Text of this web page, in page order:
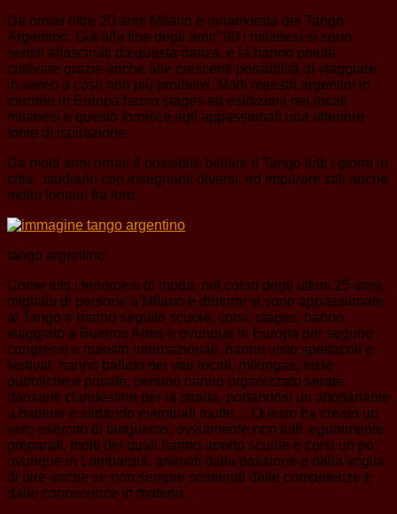
Da ormai oltre 20 anni Milano è innamorata del Tango
Argentino. Già alla fine degli anni ’90 i milanesi si sono
sentiti affascinati da questa danza, e la hanno potuta
coltivare grazie anche alle crescenti possibilità di viaggiare
in aereo a costi non più proibitivi. Molti maestri argentini in
tournée in Europa fanno stages ed esibizioni nei locali
milanesi e questo fornisce agli appassionati una ulteriore
fonte di ispirazione.
Da molti anni ormai è possibile ballare il Tango tutti i giorni in
città, studiarlo con insegnanti diversi, ed imparare stili anche
molto lontani fra loro.
tango argentino
Come tutti i fenomeni di moda, nel corso degli ultimi 25 anni,
migliaia di persone a Milano e dintorni si sono appassionate
al Tango e hanno seguito scuole, corsi, stages, hanno
viaggiato a Buenos Aires e ovunque in Europa per seguire
congressi e maestri internazionali, hanno visto spettacoli e
festival, hanno ballato nei vari locali, milongas, feste
pubbliche e private, persino hanno organizzato serate
danzanti clandestine per la strada, portandosi un altoparlante
a batterie e sfidando eventuali multe… Questo ha creato un
vero esercito di tangueros, ovviamente non tutti egualmente
preparati, molti dei quali hanno aperto scuole e corsi un po’
ovunque in Lombardia, animati dalla passione e dalla voglia
di fare anche se non sempre sostenuti dalle competenze e
dalle conoscenze in materia.